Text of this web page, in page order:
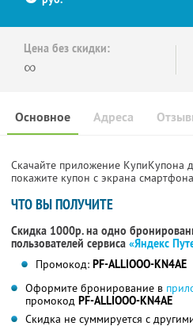
Цена без скидки:
∞
Основное Адреса
Скачайте приложение КупиКупона
покажите купон с экрана
ЧТО ВЫ ПОЛУЧИТЕ
Скидка 1000р. на одно
пользователей сервиса «Яндекс
Промокод: PF-ALLIOOO-KN4AE
Оформите бронирование в
промокод PF-ALLIOOO-KN4AE
Скидка не суммируется с